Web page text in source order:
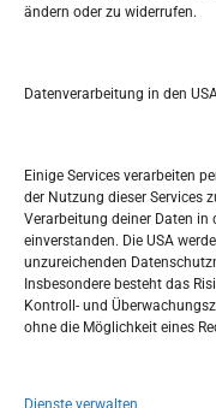
ändern oder zu widerrufen.
Datenverarbeitung in den
Einige Services verarbeiten
der Nutzung dieser Services
Verarbeitung deiner Daten in
einverstanden. Die USA
unzureichenden
Insbesondere besteht das
Kontroll- und
ohne die Möglichkeit eines
Dienste verwalten
S
M D M
1 2
7 8 9
21 22